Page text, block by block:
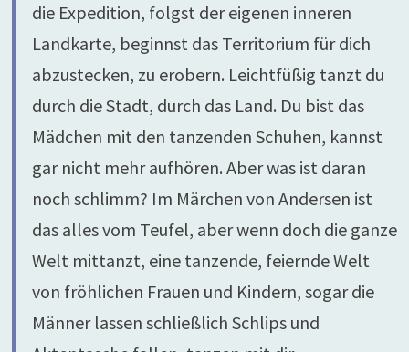
die Expedition, folgst der eigenen inneren
Landkarte, beginnst das Territorium für dich
abzustecken, zu erobern. Leichtfüßig tanzt du
durch die Stadt, durch das Land. Du bist das
Mädchen mit den tanzenden Schuhen, kannst
gar nicht mehr aufhören. Aber was ist daran
noch schlimm? Im Märchen von Andersen ist
das alles vom Teufel, aber wenn doch die ganze
Welt mittanzt, eine tanzende, feiernde Welt
von fröhlichen Frauen und Kindern, sogar die
Männer lassen schließlich Schlips und